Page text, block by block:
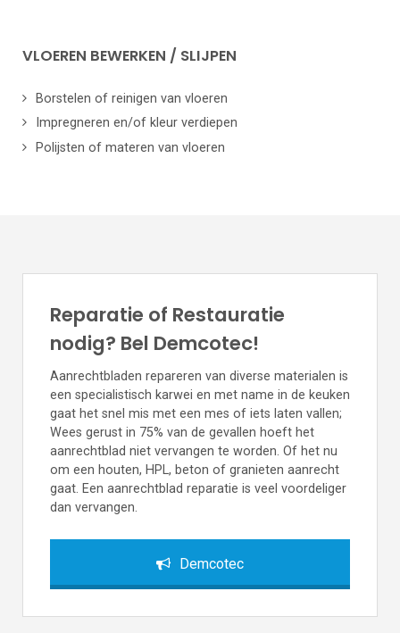
VLOEREN BEWERKEN / SLIJPEN
Borstelen of reinigen van vloeren
Impregneren en/of kleur verdiepen
Polijsten of materen van vloeren
Reparatie of Restauratie
nodig? Bel Demcotec!
Aanrechtbladen repareren van diverse materialen is
een specialistisch karwei en met name in de keuken
gaat het snel mis met een mes of iets laten vallen;
Wees gerust in 75% van de gevallen hoeft het
aanrechtblad niet vervangen te worden. Of het nu
om een houten, HPL, beton of granieten aanrecht
gaat. Een aanrechtblad reparatie is veel voordeliger
dan vervangen.
Demcotec